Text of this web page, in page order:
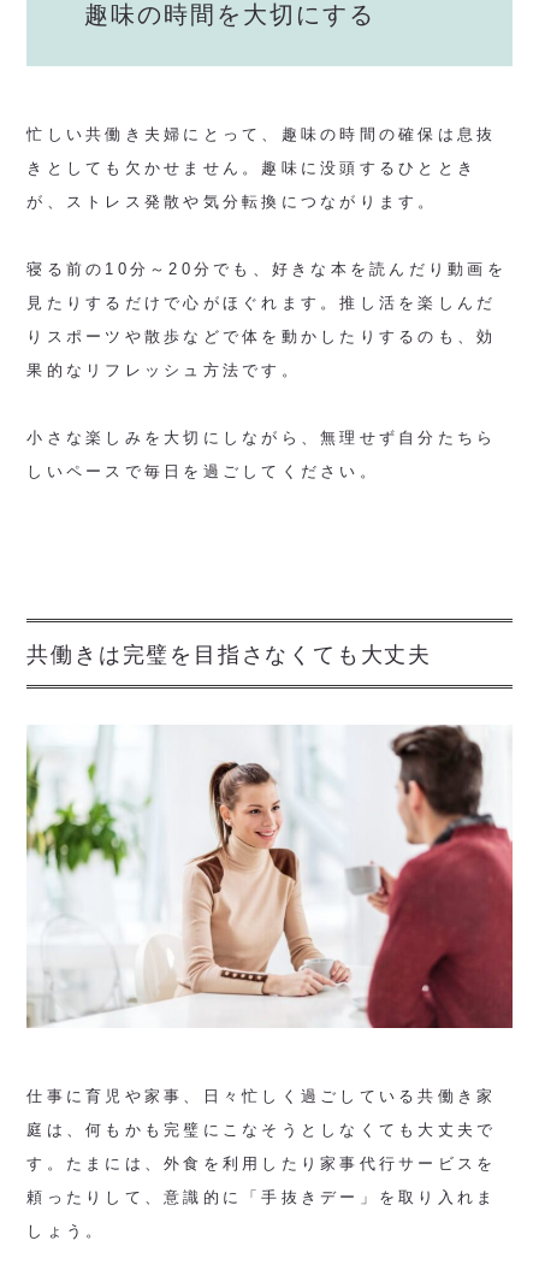
趣味の時間を大切にする
忙しい共働き夫婦にとって、趣味の時間の確保は息抜
きとしても欠かせません。趣味に没頭するひととき
が、ストレス発散や気分転換につながります。
寝る前の10分～20分でも、好きな本を読んだり動画を
見たりするだけで心がほぐれます。推し活を楽しんだ
りスポーツや散歩などで体を動かしたりするのも、効
果的なリフレッシュ方法です。
小さな楽しみを大切にしながら、無理せず自分たちら
しいペースで毎日を過ごしてください。
共働きは完璧を目指さなくても大丈夫
仕事に育児や家事、日々忙しく過ごしている共働き家
庭は、何もかも完璧にこなそうとしなくても大丈夫で
す。たまには、外食を利用したり家事代行サービスを
頼ったりして、意識的に「手抜きデー」を取り入れま
しょう。